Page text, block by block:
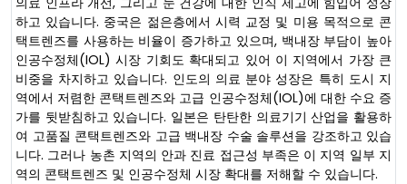
하고 있습니다. 중국은 젊은층에서 시력 교정 및 미용 목적으로 콘
택트렌즈를 사용하는 비율이 증가하고 있으며, 백내장 부담이 높아
인공수정체(IOL) 시장 기회도 확대되고 있어 이 지역에서 가장 큰
비중을 차지하고 있습니다. 인도의 의료 분야 성장은 특히 도시 지
역에서 저렴한 콘택트렌즈와 고급 인공수정체(IOL)에 대한 수요 증
가를 뒷받침하고 있습니다. 일본은 탄탄한 의료기기 산업을 활용하
여 고품질 콘택트렌즈와 고급 백내장 수술 솔루션을 강조하고 있습
니다. 그러나 농촌 지역의 안과 진료 접근성 부족은 이 지역 일부 지
역의 콘택트렌즈 및 인공수정체 시장 확대를 저해할 수 있습니다.